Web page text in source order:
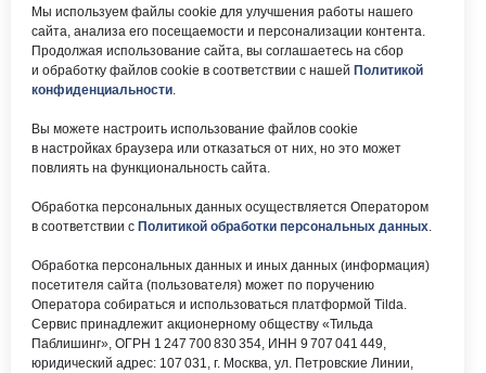
okc-
svao@svao.mos.ru
Почта:
Об учреждении:
О ГБУ «ОКЦ СВАО»
Электронный каталог:
Результаты НОК
Электронные ресурсы:
Национальная
Каталог Библиотек
электронная детская
библиотека
Мы используем файлы cookie для улучшения работы нашего
сайта, анализа его посещаемости и персонализации контента.
Продолжая использование сайта, вы соглашаетесь на сбор
и обработку файлов cookie в соответствии с нашей Политикой
конфиденциальности.
Вы можете настроить использование файлов cookie
в настройках браузера или отказаться от них, но это может
повлиять на функциональность сайта.
Обработка персональных данных осуществляется Оператором
в соответствии с Политикой обработки персональных данных.
Обработка персональных данных и иных данных (информация)
посетителя сайта (пользователя) может по поручению
Оператора собираться и использоваться платформой Tilda.
Сервис принадлежит акционерному обществу «Тильда
Паблишинг», ОГРН 1 247 700 830 354, ИНН 9 707 041 449,
юридический адрес: 107 031, г. Москва, ул. Петровские Линии,